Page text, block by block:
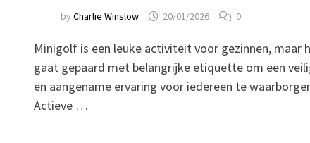
by Charlie Winslow 20/01/2026 0
Minigolf is een leuke activiteit voor gezinnen, maar
gaat gepaard met belangrijke etiquette om een
en aangename ervaring voor iedereen te
Actieve …